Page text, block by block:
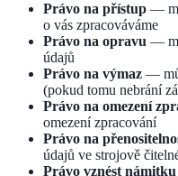
Právo na přístup —
o vás zpracováváme
Právo na opravu —
údajů
Právo na výmaz —
(pokud tomu nebrání
Právo na omezení
omezení zpracování
Právo na
údajů ve strojově
Právo vznést námitku